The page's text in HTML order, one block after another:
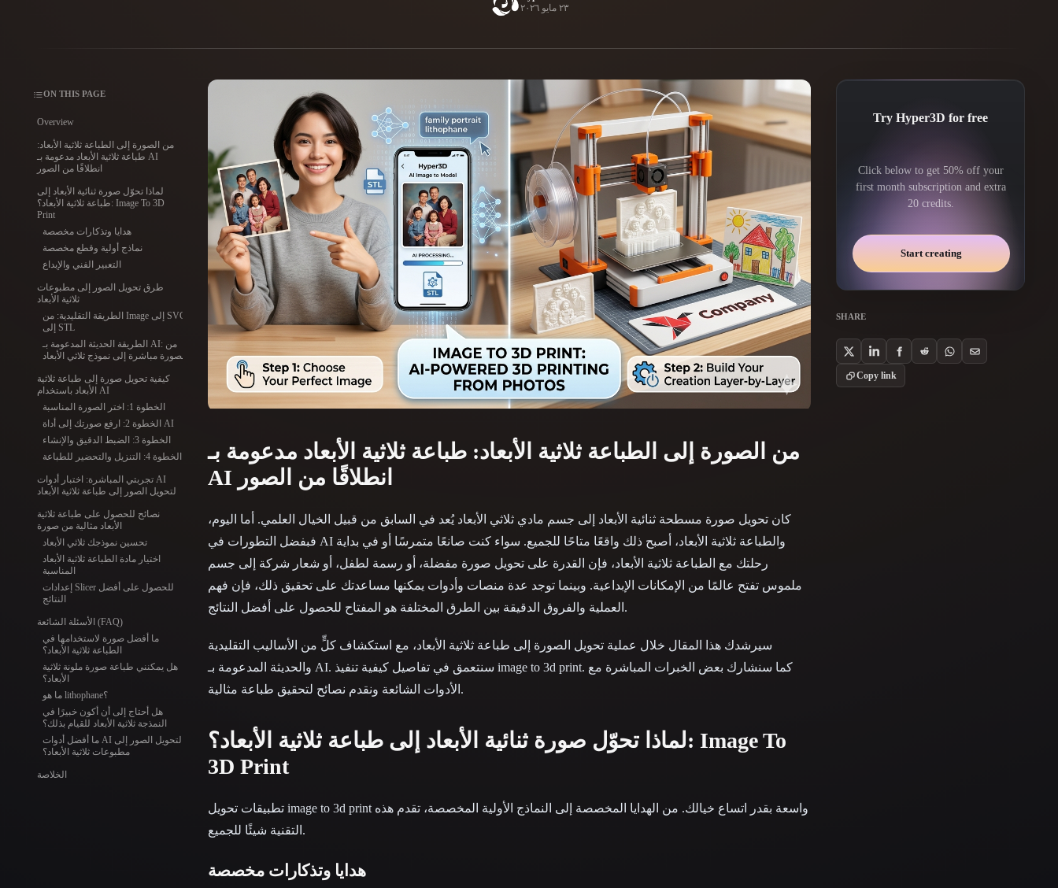
Design
Jewelry
Design
Mechanical
Engineering
الإضافات
Blender Unity Unreal Godot Maya 3DS Max ComfyUI
الأنماط
Abstract Cartoon Cel-Shaded Fantasy Flat
Hand-Painted Isometric Low Poly Medieval Minimalist
Organic Photorealistic Pixel Art Realistic Retro Stylized Voxel
٢٣ مايو ٢٠٢٦
ON THIS PAGE
Overview
من الصورة إلى الطباعة ثلاثية الأبعاد:
طباعة ثلاثية الأبعاد مدعومة بـ AI
انطلاقًا من الصور
لماذا تحوّل صورة ثنائية الأبعاد إلى
طباعة ثلاثية الأبعاد؟: Image To 3D
Print
هدايا وتذكارات مخصصة
نماذج أولية وقطع مخصصة
التعبير الفني والإبداع
طرق تحويل الصور إلى مطبوعات
ثلاثية الأبعاد
الطريقة التقليدية: من Image إلى SVG
إلى STL
الطريقة الحديثة المدعومة بـ AI: من
الصورة مباشرة إلى نموذج ثلاثي الأبعاد
كيفية تحويل صورة إلى طباعة ثلاثية
الأبعاد باستخدام AI
الخطوة 1: اختر الصورة المناسبة
الخطوة 2: ارفع صورتك إلى أداة AI
الخطوة 3: الضبط الدقيق والإنشاء
الخطوة 4: التنزيل والتحضير للطباعة
تجربتي المباشرة: اختبار أدوات AI
لتحويل الصور إلى طباعة ثلاثية الأبعاد
نصائح للحصول على طباعة ثلاثية
الأبعاد مثالية من صورة
تحسين نموذجك ثلاثي الأبعاد
اختيار مادة الطباعة ثلاثية الأبعاد
المناسبة
إعدادات Slicer للحصول على أفضل
النتائج
الأسئلة الشائعة (FAQ)
ما أفضل صورة لاستخدامها في
الطباعة ثلاثية الأبعاد؟
هل يمكنني طباعة صورة ملونة ثلاثية
الأبعاد؟
ما هو lithophane؟
هل أحتاج إلى أن أكون خبيرًا في
النمذجة ثلاثية الأبعاد للقيام بذلك؟
ما أفضل أدوات AI لتحويل الصور إلى
مطبوعات ثلاثية الأبعاد؟
الخلاصة
من الصورة إلى الطباعة ثلاثية الأبعاد: طباعة ثلاثية الأبعاد مدعومة بـ
AI انطلاقًا من الصور
كان تحويل صورة مسطحة ثنائية الأبعاد إلى جسم مادي ثلاثي الأبعاد يُعد في السابق من قبيل الخيال العلمي. أما اليوم،
فبفضل التطورات في AI والطباعة ثلاثية الأبعاد، أصبح ذلك واقعًا متاحًا للجميع. سواء كنت صانعًا متمرسًا أو في بداية
رحلتك مع الطباعة ثلاثية الأبعاد، فإن القدرة على تحويل صورة مفضلة، أو رسمة لطفل، أو شعار شركة إلى جسم
ملموس تفتح عالمًا من الإمكانات الإبداعية. وبينما توجد عدة منصات وأدوات يمكنها مساعدتك على تحقيق ذلك، فإن فهم
العملية والفروق الدقيقة بين الطرق المختلفة هو المفتاح للحصول على أفضل النتائج.
سيرشدك هذا المقال خلال عملية تحويل الصورة إلى طباعة ثلاثية الأبعاد، مع استكشاف كلٍّ من الأساليب التقليدية
والحديثة المدعومة بـ AI. سنتعمق في تفاصيل كيفية تنفيذ image to 3d print. كما سنشارك بعض الخبرات المباشرة مع
الأدوات الشائعة ونقدم نصائح لتحقيق طباعة مثالية.
لماذا تحوّل صورة ثنائية الأبعاد إلى طباعة ثلاثية الأبعاد؟: Image To
3D Print
تطبيقات تحويل image to 3d print واسعة بقدر اتساع خيالك. من الهدايا المخصصة إلى النماذج الأولية المخصصة، تقدم هذه
التقنية شيئًا للجميع.
هدايا وتذكارات مخصصة
Try Hyper3D for free
Click below to get 50% off your
first month subscription and extra
20 credits.
Start creating
SHARE
Copy link